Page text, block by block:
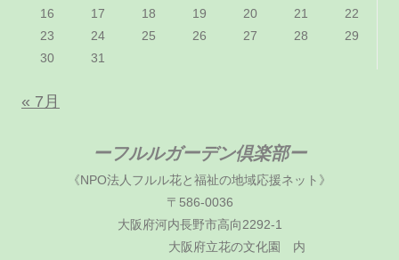
16
17 18 19 20 21
22
23
24 25 26 27 28
29
30
31
« 7月
ーフルルガーデン倶楽部ー
《NPO法人フルル花と福祉の地域応援ネット》
〒586-0036
大阪府河内長野市高向2292-1
大阪府立花の文化園 内